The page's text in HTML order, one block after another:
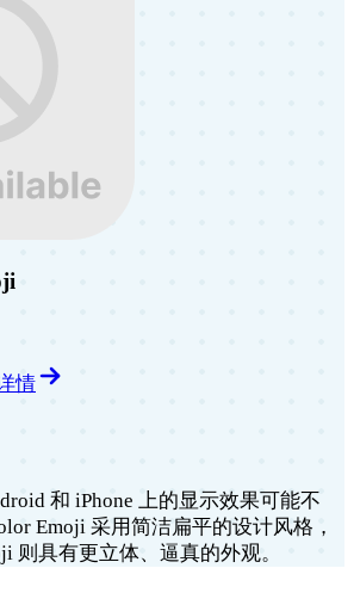
情
和 iPhone 上的显示效果可能不
Emoji 采用简洁扁平的设计风格，
则具有更立体、逼真的外观。